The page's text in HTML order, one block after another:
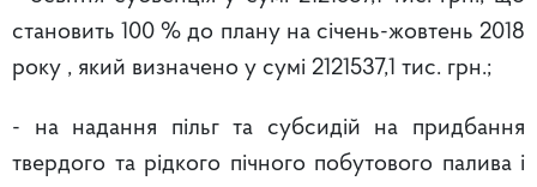
становить 100 % до плану на січень-жовтень 2018
року , який визначено у сумі 2121537,1 тис. грн.;
- на надання пільг та субсидій на придбання
твердого та рідкого пічного побутового палива і